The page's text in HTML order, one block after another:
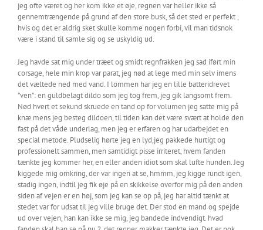
jeg ofte været og her kom ikke et øje, regnen var heller ikke så
gennemtrængende på grund af den store busk, så det sted er perfekt ,
hvis og det er aldrig sket skulle komme nogen forbi, vil man tidsnok
være i stand til samle sig og se uskyldig ud.
Jeg havde sat mig under træet og smidt regnfrakken jeg sad iført min
corsage, hele min krop var parat, jeg nød at lege med min selv imens
det væltede ned med vand. I lommen har jeg en lille batteridrevet
”ven”: en guldbelagt dildo som jeg tog frem, jeg gik langsomt frem.
Nød hvert et sekund skruede en tand op for volumen jeg satte mig på
knæ mens jeg besteg dildoen, til tiden kan det være svært at holde den
fast på det våde underlag, men jeg er erfaren og har udarbejdet en
special metode. Pludselig hørte jeg en lyd,jeg pakkede hurtigt og
professionelt sammen, men samtidigt pisse irriteret, hvem fanden
tænkte jeg kommer her, en eller anden idiot som skal lufte hunden. Jeg
kiggede mig omkring, der var ingen at se, hmmm, jeg kigge rundt igen,
stadig ingen, indtil jeg fik øje på en skikkelse overfor mig på den anden
siden af vejen er en høj, som jeg kan se op på, jeg har altid tænkt at
stedet var for udsat til jeg ville bruge det. Der stod en mand og spejde
ud over vejen, han kan ikke se mig, jeg bandede indvendigt. hvad